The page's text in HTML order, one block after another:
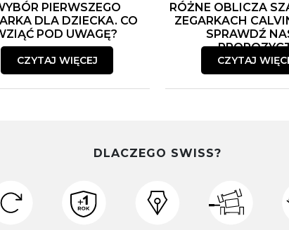
PIERWSZEGO
DLA DZIECKA. CO
POD UWAGĘ?
CZYTAJ WIĘCEJ
RÓŻNE OBLICZA
ZEGARKACH
SPRAWDŹ
CZYTAJ
DLACZEGO SWISS?